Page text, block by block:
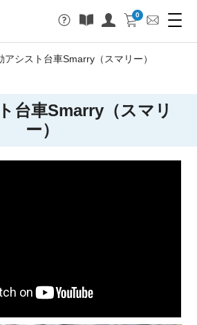
0
アシスト台車Smarry（スマリー）
台車Smarry（スマリ
ー）